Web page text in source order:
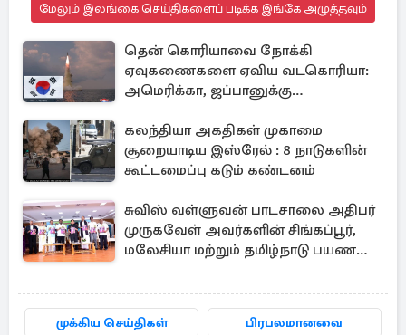
மேலும் இலங்கை செய்திகளைப் படிக்க இங்கே அழுத்தவும்
தென் கொரியாவை நோக்கி
ஏவுகணைகளை ஏவிய வடகொரியா:
அமெரிக்கா, ஜப்பானுக்கு
கலந்தியா அகதிகள் முகாமை
சூறையாடிய இஸ்ரேல் : 8 நாடுகளின்
கூட்டமைப்பு கடும் கண்டனம்
சுவிஸ் வள்ளுவன் பாடசாலை அதிபர்
முருகவேள் அவர்களின் சிங்கப்பூர்,
மலேசியா மற்றும் தமிழ்நாடு பயண
முக்கிய செய்திகள் பிரபலமானவை